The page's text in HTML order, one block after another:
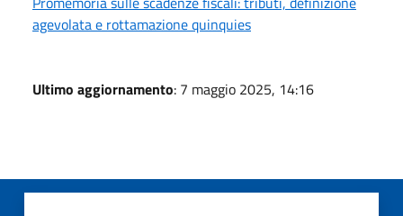
agevolata e rottamazione quinquies
Ultimo aggiornamento: 7 maggio 2025, 14:16